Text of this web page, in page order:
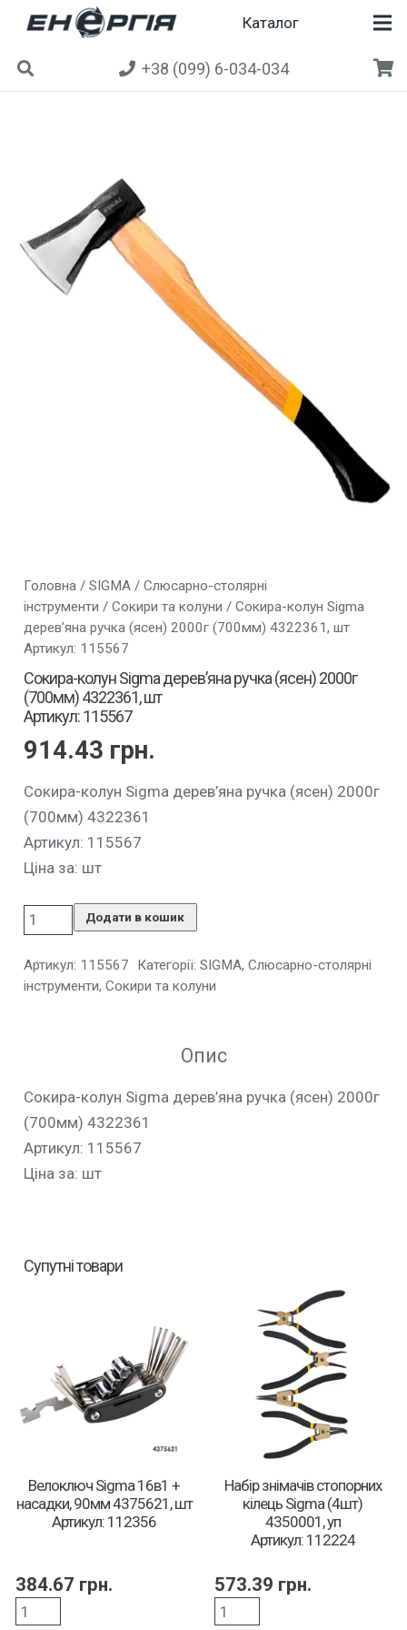
Каталог
+38 (099) 6-034-034
Головна/ SIGMA/ Слюсарно-столярні
інструменти / Сокири та колуни / Сокира-колун Sigma
дерев’яна ручка (ясен) 2000г (700мм) 4322361, шт
Артикул: 115567
Сокира-колун Sigma дерев’яна ручка (ясен) 2000г
(700мм) 4322361, шт
Артикул: 115567
914.43 грн.
Сокира-колун Sigma дерев’яна ручка (ясен) 2000г
(700мм) 4322361
Артикул: 115567
Ціна за: шт
Додати в кошик
Артикул: 115567 Категорії: SIGMA, Слюсарно-столярні
інструменти, Сокири та колуни
Опис
Сокира-колун Sigma дерев’яна ручка (ясен) 2000г
(700мм) 4322361
Артикул: 115567
Ціна за: шт
Супутні товари
Велоключ Sigma 16в1 +
насадки, 90мм 4375621, шт
Артикул: 112356
384.67 грн.
Набір знімачів стопорних
кілець Sigma (4шт)
4350001, уп
Артикул: 112224
573.39 грн.